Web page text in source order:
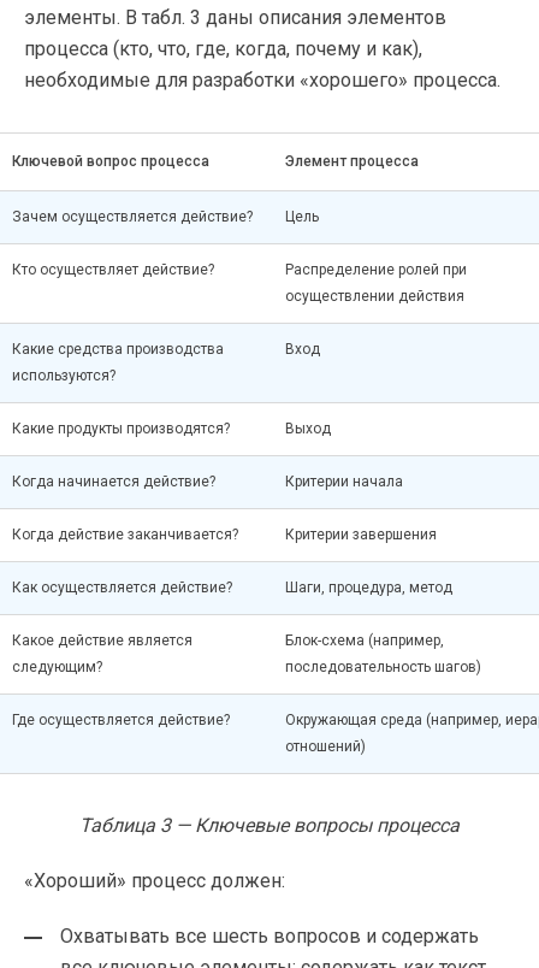
элементы. В табл. 3 даны описания элементов
процесса (кто, что, где, когда, почему и как),
необходимые для разработки «хорошего» процесса.
Ключевой вопрос процесса Элемент процесса
Зачем осуществляется действие? Цель
Кто осуществляет действие?
Распределение ролей при
осуществлении действия
Какие средства производства
используются?
Вход
Какие продукты производятся? Выход
Когда начинается действие? Критерии начала
Когда действие заканчивается? Критерии завершения
Как осуществляется действие? Шаги, процедура, метод
Какое действие является
следующим?
Блок-схема (например,
последовательность шагов)
Где осуществляется действие?
Окружающая среда (например,
отношений)
Таблица 3 — Ключевые вопросы процесса
«Хороший» процесс должен:
Охватывать все шесть вопросов и содержать